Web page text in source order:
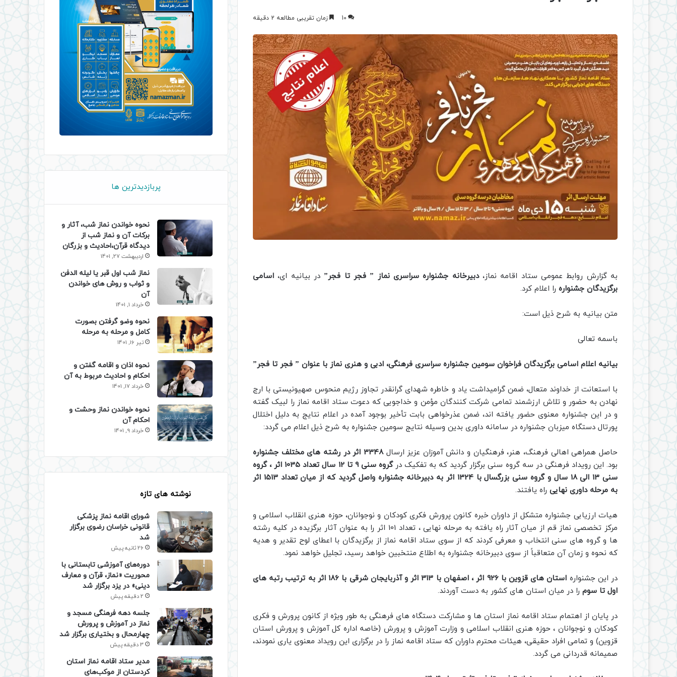
10 زمان تقریبی مطالعه 2 دقیقه
به گزارش روابط عمومی ستاد اقامه نماز،دبیرخانه جشنواره سراسری نماز ” فجر تا فجر” در بیانیه ای،اسامی
برگزیدگان جشنواره را اعلام کرد.
متن بیانیه به شرح ذیل است:
باسمه تعالی
بیانیه اعلام اسامی برگزیدگان فراخوان سومین جشنواره سراسری فرهنگی، ادبی و هنری نماز با عنوان ” فجر تا فجر”
با استعانت از خداوند متعال، ضمن گرامیداشت یاد و خاطره شهدای گرانقدر تجاوز رژیم منحوس صهیونیستی با ارج
نهادن به حضور و تلاش ارزشمند تمامی شرکت کنندگان مؤمن و خداجویی که دعوت ستاد اقامه نماز را لبیک گفته
و در این جشنواره معنوی حضور یافته اند، ضمن عذرخواهی بابت تأخیر بوجود آمده در اعلام نتایج به دلیل اختلال
پورتال دستگاه میزبان جشنواره در سامانه داوری بدین وسیله نتایج سومین جشنواره به شرح ذیل اعلام می گردد:
حاصل همراهی اهالی فرهنگ، هنر، فرهنگیان و دانش آموزان عزیز ارسال 3348 اثر در رشته های مختلف جشنواره
بود. این رویداد فرهنگی در سه گروه سنی برگزار گردید که به تفکیک در
گروه سنی 9 تا 12 سال تعداد 1035 اثر ، گروه
سنی 13 الی 18 سال و گروه سنی بزرگسال با 1324 اثر به دبیرخانه جشنواره واصل گردید که از میان تعداد 1513 اثر
به مرحله داوری نهایی راه یافتند.
هیات ارزیابی جشنواره متشکل از داوران خبره کانون پرورش فکری کودکان و نوجوانان، حوزه هنری انقلاب اسلامی و
مرکز تخصصی نماز قم از میان آثار راه یافته به مرحله نهایی ، تعداد 101 اثر را به عنوان آثار برگزیده در کلیه رشته
ها و گروه های سنی انتخاب و معرفی کردند که از سوی ستاد اقامه نماز از برگزیدگان با اعطای لوح تقدیر و هدیه
که نحوه و زمان آن متعاقباً از سوی دبیرخانه جشنواره به اطلاع منتخبین خواهد رسید، تجلیل خواهد نمود.
در این جشنواره
استان های قزوین با 926 اثر ، اصفهان با 313 اثر و آذربایجان شرقی با 186 اثر به ترتیب رتبه های
اول تا سوم را در میان استان های کشور به دست آوردند.
در پایان از اهتمام ستاد اقامه نماز استان ها و مشارکت دستگاه های فرهنگی به طور ویژه از کانون پرورش و فکری
کودکان و نوجوانان ، حوزه هنری انقلاب اسلامی و وزارت آموزش و پرورش (خاصه اداره کل آموزش و پرورش استان
قزوین) و تمامی افراد حقیقی، هیئات محترم داوران که ستاد اقامه نماز را در برگزاری این رویداد معنوی یاری نمودند،
صمیمانه قدردانی می گردد.
پربازدیدترین ها
نحوه خواندن نماز شب، آثار و
برکات آن و نماز شب از
دیدگاه قرآن،احادیث و بزرگان
اردیبهشت 27, 1401
نماز شب اول قبر یا لیله الدفن
و ثواب و روش های خواندن
آن
خرداد 1, 1401
نحوه وضو گرفتن بصورت
کامل و مرحله به مرحله
تیر 16, 1401
نحوه اذان و اقامه گفتن و
احکام و احادیث مربوط به آن
خرداد 17, 1401
نحوه خواندن نماز وحشت و
احکام آن
خرداد 9, 1401
نوشته های تازه
شورای اقامه نماز پزشکی
قانونی خراسان رضوی برگزار
شد
26 ثانیه پیش
دوره‌های آموزشی تابستانی با
محوریت «نماز، قرآن و معارف
دینی» در یزد برگزار شد
2 دقیقه پیش
جلسه دهه فرهنگی مسجد و
نماز در آموزش و پرورش
چهارمحال و بختیاری برگزار شد
3 دقیقه پیش
مدیر ستاد اقامه نماز استان
کردستان از موکب‌های